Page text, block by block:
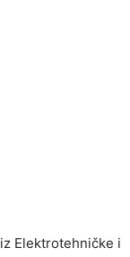
iz Elektrotehničke i